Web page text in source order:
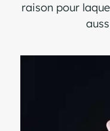
raison pour